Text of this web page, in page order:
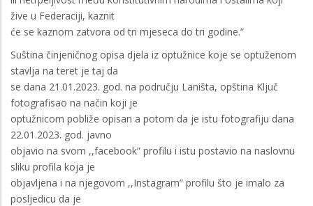
žive u Federaciji, kaznit
će se kaznom zatvora od tri mjeseca do tri godine.”
Suština činjeničnog opisa djela iz optužnice koje se optuženom
stavlja na teret je taj da
se dana 21.01.2023. god. na području Laništa, opština Ključ
fotografisao na način koji je
optužnicom pobliže opisan a potom da je istu fotografiju dana
22.01.2023. god. javno
objavio na svom ,,facebook” profilu i istu postavio na naslovnu
sliku profila koja je
objavljena i na njegovom ,,Instagram” profilu što je imalo za
posljedicu da je